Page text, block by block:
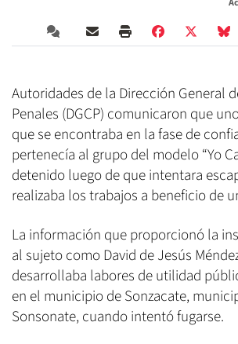
Autoridades de la Dirección General
Penales (DGCP) comunicaron que
que se encontraba en la fase de
pertenecía al grupo del modelo “Yo
detenido luego de que intentara
realizaba los trabajos a beneficio de
La información que proporcionó la
al sujeto como David de Jesús
desarrollaba labores de utilidad
en el municipio de Sonzacate,
Sonsonate, cuando intentó fugarse.